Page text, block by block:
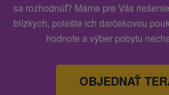
sa rozhodnúť? Máme pre Vás
blízkych, potešte ich darčekovou
hodnote a výber pobytu
OBJEDNAŤ